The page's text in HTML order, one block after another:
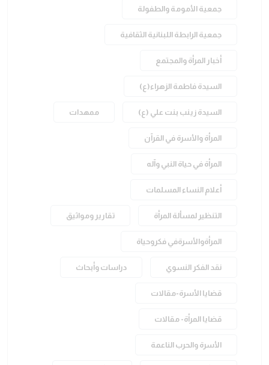
جمعية الأمومة والطفولة
جمعية الرابطة اللبنانية الثقافية
أخبار المرأة والمجتمع
السيدة فاطمة الزهراء(ع)
السيدة زينب بنت علي (ع) ممهدات
المرأة والأسرة في القرآن
المرأة في حياة النبي وآله
أعلام النساء المسلمات
التنظير لمسألة المرأة تقارير ومواثيق
المرأةوالأسرةفي فكروحياة
نقد الفكر النسوي دراسات وأبحاث
قضايا الأسرة-مقالات
قضايا المرأة- مقالات
الأسرة والحرب الناعمة